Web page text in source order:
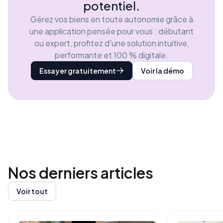
potentiel.
Gérez vos biens en toute autonomie grâce à
une application pensée pour vous : débutant
ou expert, profitez d'une solution intuitive,
performante et 100 % digitale.
Essayer gratuitement Voir la démo
Nos derniersarticles
Voir tout